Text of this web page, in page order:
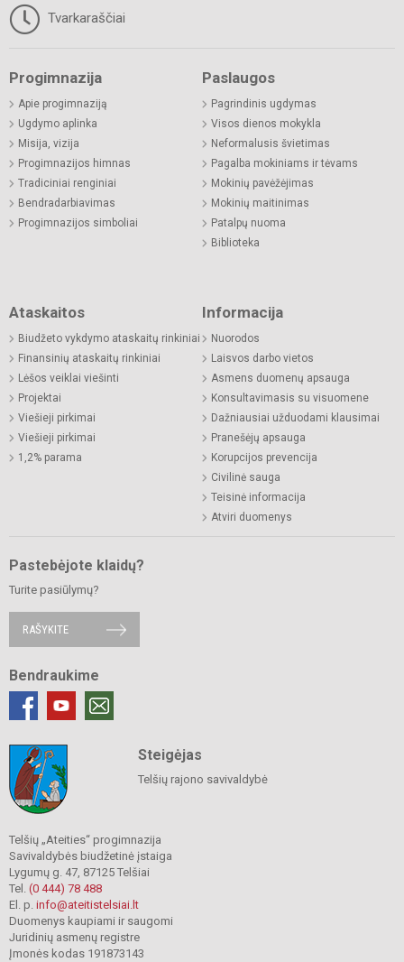
Tvarkaraščiai
Progimnazija
Apie progimnaziją
Ugdymo aplinka
Misija, vizija
Progimnazijos himnas
Tradiciniai renginiai
Bendradarbiavimas
Progimnazijos simboliai
Paslaugos
Pagrindinis ugdymas
Visos dienos mokykla
Neformalusis švietimas
Pagalba mokiniams ir tėvams
Mokinių pavėžėjimas
Mokinių maitinimas
Patalpų nuoma
Biblioteka
Ataskaitos
Biudžeto vykdymo ataskaitų rinkiniai
Finansinių ataskaitų rinkiniai
Lėšos veiklai viešinti
Projektai
Viešieji pirkimai
Viešieji pirkimai
1,2% parama
Informacija
Nuorodos
Laisvos darbo vietos
Asmens duomenų apsauga
Konsultavimasis su visuomene
Dažniausiai užduodami klausimai
Pranešėjų apsauga
Korupcijos prevencija
Civilinė sauga
Teisinė informacija
Atviri duomenys
Pastebėjote klaidų?
Turite pasiūlymų?
RAŠYKITE
Bendraukime
Steigėjas
Telšių rajono savivaldybė
Telšių „Ateities“ progimnazija
Savivaldybės biudžetinė įstaiga
Lygumų g. 47, 87125 Telšiai
Tel. (0 444) 78 488
El. p. info@ateitistelsiai.lt
Duomenys kaupiami ir saugomi
Juridinių asmenų registre
Įmonės kodas 191873143